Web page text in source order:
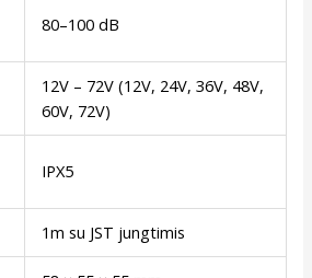
80–100 dB
12V – 72V (12V, 24V, 36V, 48V,
60V, 72V)
IPX5
1m su JST jungtimis